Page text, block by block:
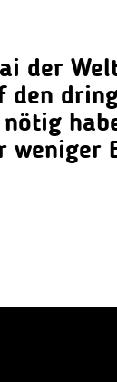
der
den
weniger